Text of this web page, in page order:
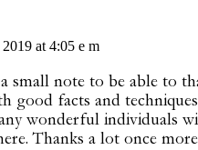
at 4:05 e m
small note to be able to
good facts and
wonderful individuals
Thanks a lot once